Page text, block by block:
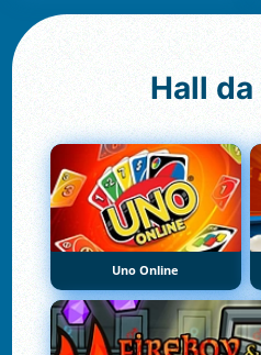
Hall da
Uno Online